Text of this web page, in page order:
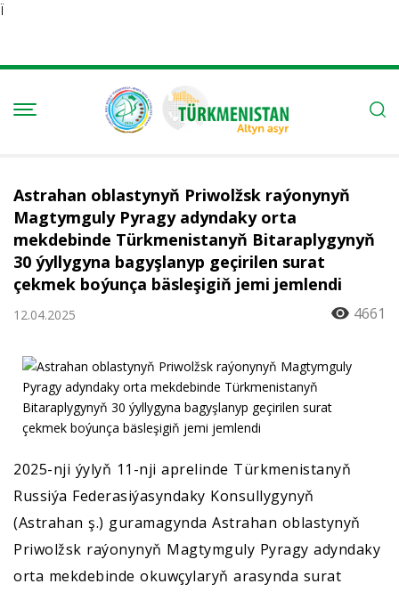
Ï
Astrahan oblastynyň Priwolžsk raýonynyň
Magtymguly Pyragy adyndaky orta
mekdebinde Türkmenistanyň Bitaraplygynyň
30 ýyllygyna bagyşlanyp geçirilen surat
çekmek boýunça bäsleşigiň jemi jemlendi
12.04.2025 4661
2025-nji ýylyň 11-nji aprelinde Türkmenistanyň
Russiýa Federasiýasyndaky Konsullygynyň
(Astrahan ş.) guramagynda Astrahan oblastynyň
Priwolžsk raýonynyň Magtymguly Pyragy adyndaky
orta mekdebinde okuwçylaryň arasynda surat